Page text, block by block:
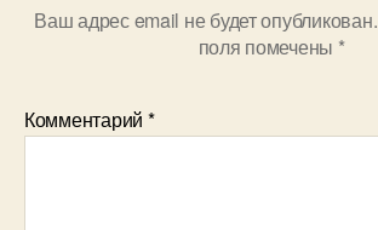
Ваш адрес email не будет опубликован.
поля помечены *
Комментарий *